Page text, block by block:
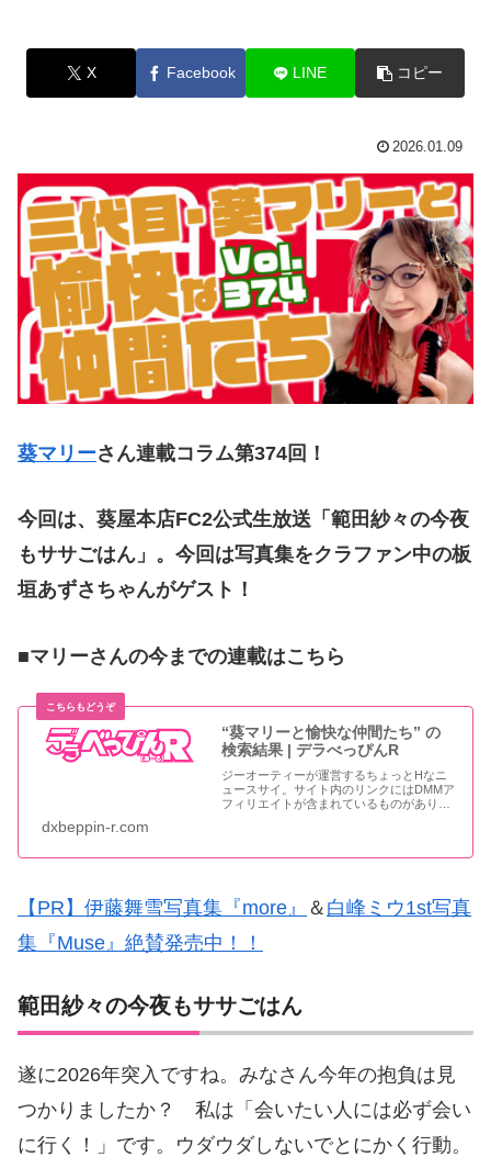
X Facebook LINE コピー
2026.01.09
葵マリーさん連載コラム第374回！
今回は、葵屋本店FC2公式生放送「範田紗々の今夜
もササごはん」。今回は写真集をクラファン中の板
垣あずさちゃんがゲスト！
■マリーさんの今までの連載はこちら
“葵マリーと愉快な仲間たち” の
検索結果 | デラべっぴんR
ジーオーティーが運営するちょっとHなニ
ュースサイ。サイト内のリンクにはDMMア
フィリエイトが含まれているものがありま
dxbeppin-r.com
【PR】伊藤舞雪写真集『more』 ＆ 白峰ミウ1st写真
集『Muse』絶賛発売中！！
範田紗々の今夜もササごはん
遂に2026年突入ですね。みなさん今年の抱負は見
つかりましたか？ 私は「会いたい人には必ず会い
に行く！」です。ウダウダしないでとにかく行動。